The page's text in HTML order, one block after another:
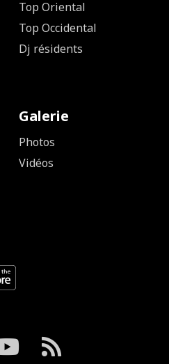
Top Oriental
Top Occidental
Dj résidents
Galerie
Photos
Vidéos